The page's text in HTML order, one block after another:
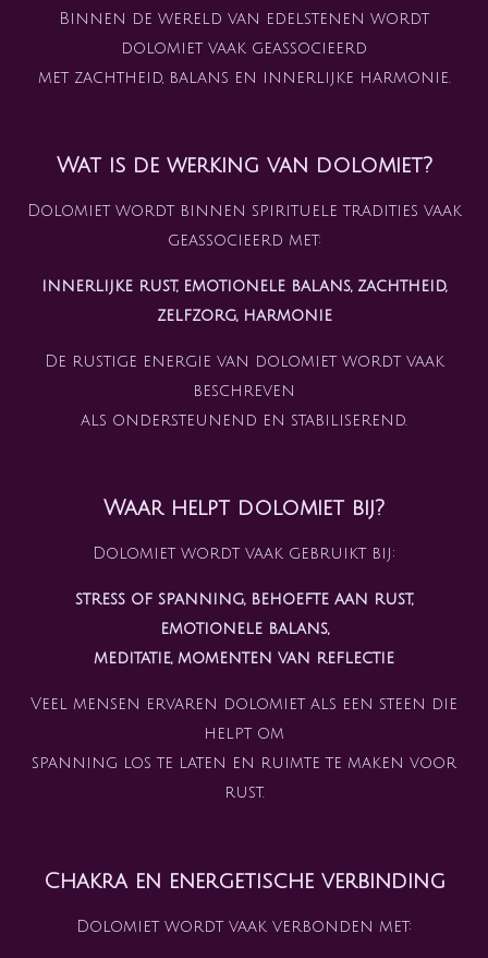
Binnen de wereld van edelstenen wordt
dolomiet vaak geassocieerd
met zachtheid, balans en innerlijke harmonie.
Wat is de werking van dolomiet?
Dolomiet wordt binnen spirituele tradities vaak
geassocieerd met:
innerlijke rust, emotionele balans, zachtheid,
zelfzorg, harmonie
De rustige energie van dolomiet wordt vaak
beschreven
als ondersteunend en stabiliserend.
Waar helpt dolomiet bij?
Dolomiet wordt vaak gebruikt bij:
stress of spanning, behoefte aan rust,
emotionele balans,
meditatie, momenten van reflectie
Veel mensen ervaren dolomiet als een steen die
helpt om
spanning los te laten en ruimte te maken voor
rust.
Chakra en energetische verbinding
Dolomiet wordt vaak verbonden met: